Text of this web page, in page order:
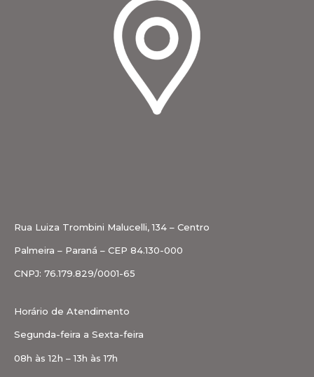
Rua Luiza Trombini Malucelli, 134 – Centro
Palmeira – Paraná – CEP 84.130-000
CNPJ: 76.179.829/0001-65
Horário de Atendimento
Segunda-feira a Sexta-feira
08h às 12h – 13h às 17h